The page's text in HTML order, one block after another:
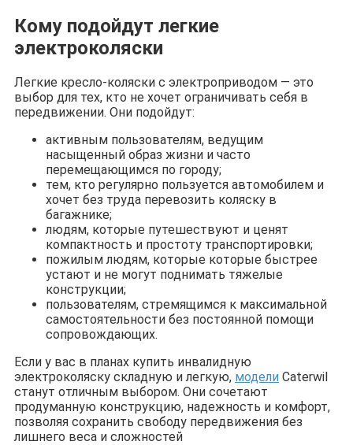
Кому подойдут легкие
электроколяски
Легкие кресло-коляски с электроприводом — это
выбор для тех, кто не хочет ограничивать себя в
передвижении. Они подойдут:
активным пользователям, ведущим
насыщенный образ жизни и часто
перемещающимся по городу;
тем, кто регулярно пользуется автомобилем и
хочет без труда перевозить коляску в
багажнике;
людям, которые путешествуют и ценят
компактность и простоту транспортировки;
пожилым людям, которые которые быстрее
устают и не могут поднимать тяжелые
конструкции;
пользователям, стремящимся к максимальной
самостоятельности без постоянной помощи
сопровождающих.
Если у вас в планах купить инвалидную
электроколяску складную и легкую, модели Caterwil
станут отличным выбором. Они сочетают
продуманную конструкцию, надежность и комфорт,
позволяя сохранить свободу передвижения без
лишнего веса и сложностей